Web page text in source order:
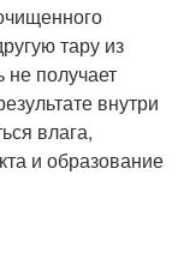
тару из
не получает
внутри
влага,
и образование